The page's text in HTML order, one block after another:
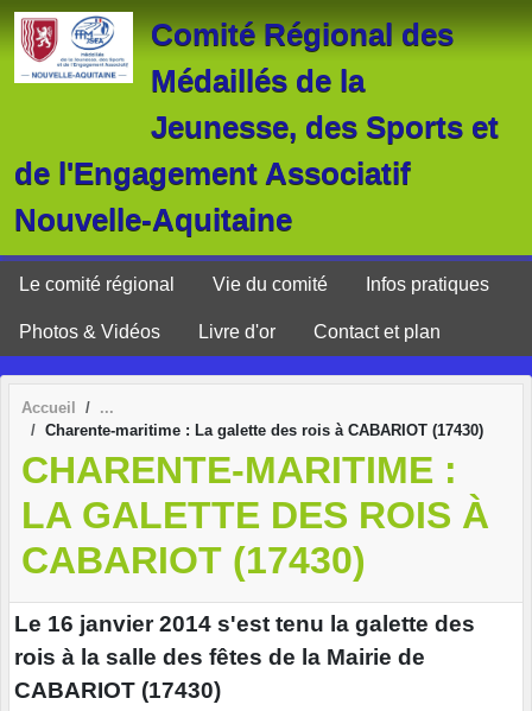
Comité Régional des
Médaillés de la
Jeunesse, des Sports et
de l'Engagement Associatif
Nouvelle-Aquitaine
Le comité régional Vie du comité Infos pratiques
Photos & Vidéos Livre d'or Contact et plan
Accueil
Charente-maritime : La galette des rois à CABARIOT (17430)
CHARENTE-MARITIME :
LA GALETTE DES ROIS À
CABARIOT (17430)
Le 16 janvier 2014 s'est tenu la galette des
rois à la salle des fêtes de la Mairie de
CABARIOT (17430)
Panneau de gestion des cookies